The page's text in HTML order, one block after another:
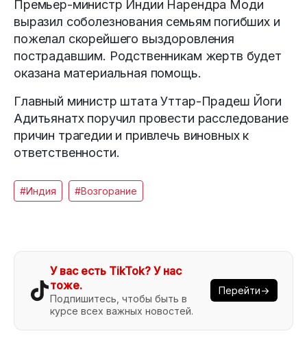
Премьер-министр Индии Нарендра Моди
выразил соболезнования семьям погибших и
пожелал скорейшего выздоровления
пострадавшим. Родственникам жертв будет
оказана материальная помощь.
Главный министр штата Уттар-Прадеш Йоги
Адитьянатх поручил провести расследование
причин трагедии и привлечь виновных к
ответственности.
#Индия #Возгорание
У вас есть TikTok? У нас
тоже.
Подпишитесь, чтобы быть в
курсе всех важных новостей.
Перейти→